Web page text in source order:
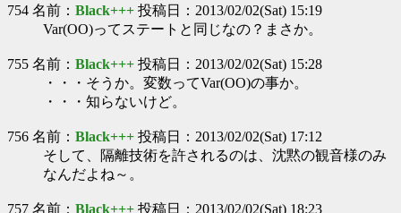
754 名前： Black+++ 投稿日：2013/02/02(Sat) 15:19
Var(OO)ってステートと同じなの？まさか。
755 名前： Black+++ 投稿日：2013/02/02(Sat) 15:28
・・・そうか。変数ってVar(OO)の事か。
・・・知らないけど。
756 名前： Black+++ 投稿日：2013/02/02(Sat) 17:12
そして、隔離技術を許されるのは、沈黙の観音様のみ
なんだよね～。
757 名前： Black+++ 投稿日：2013/02/02(Sat) 18:23